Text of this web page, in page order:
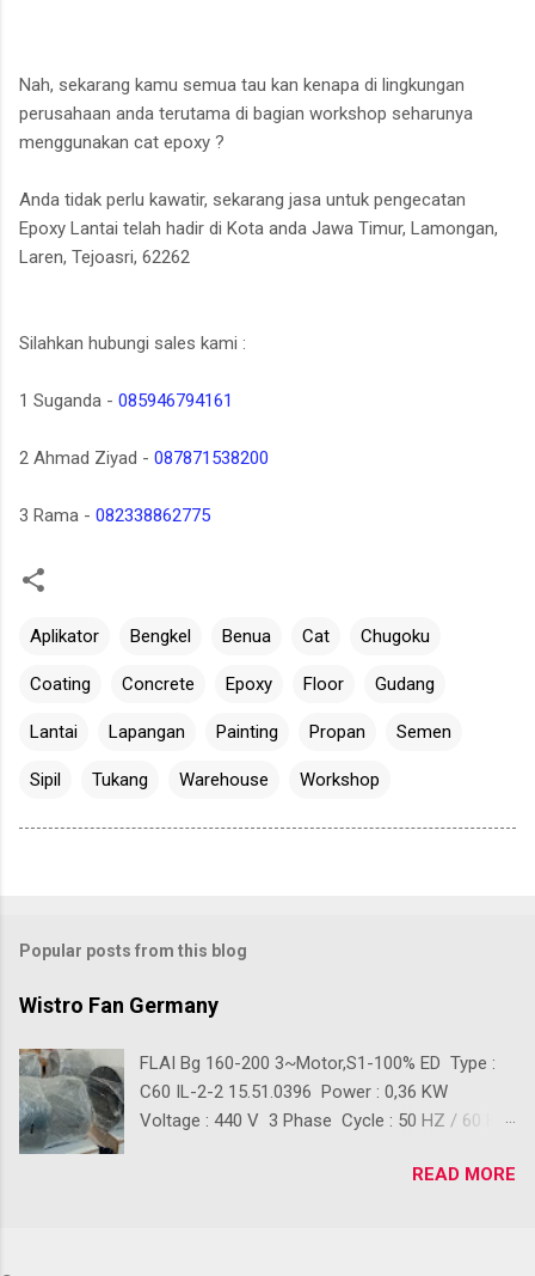
Nah, sekarang kamu semua tau kan kenapa di lingkungan
perusahaan anda terutama di bagian workshop seharunya
menggunakan cat epoxy ?
Anda tidak perlu kawatir, sekarang jasa untuk pengecatan
Epoxy Lantai telah hadir di Kota anda Jawa Timur, Lamongan,
Laren, Tejoasri, 62262
Silahkan hubungi sales kami :
1 Suganda - 085946794161
2 Ahmad Ziyad - 087871538200
3 Rama - 082338862775
Aplikator Bengkel Benua Cat Chugoku
Coating Concrete Epoxy Floor Gudang
Lantai Lapangan Painting Propan Semen
Sipil Tukang Warehouse Workshop
Popular posts from this blog
Wistro Fan Germany
FLAI Bg 160-200 3~Motor,S1-100% ED Type :
C60 IL-2-2 15.51.0396 Power : 0,36 KW
Voltage : 440 V 3 Phase Cycle : 50 HZ / 60 HZ
+/- 390 mm Back Diameter : +/- 280 mmREAD MORE